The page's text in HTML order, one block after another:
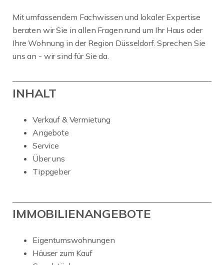
Mit umfassendem Fachwissen und lokaler Expertise
beraten wir Sie in allen Fragen rund um Ihr Haus oder
Ihre Wohnung in der Region Düsseldorf. Sprechen Sie
uns an - wir sind für Sie da.
INHALT
Verkauf & Vermietung
Angebote
Service
Über uns
Tippgeber
IMMOBILIENANGEBOTE
Eigentumswohnungen
Häuser zum Kauf